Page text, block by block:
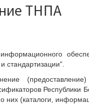
ТНПА
стандартизации".
Республики
них (каталоги,